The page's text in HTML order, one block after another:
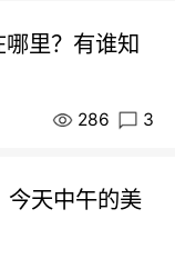
里？有谁知
286 3
天中午的美